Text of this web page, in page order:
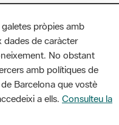
pròpies amb
de caràcter
No obstant
amb polítiques de
Barcelona que vostè
a ells. Consulteu la